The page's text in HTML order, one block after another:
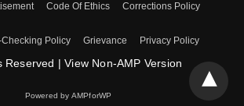
Code Of Ethics Corrections Policy
Checking Policy Grievance Privacy Policy
Reserved | View Non-AMP Version
Powered by AMPforWP